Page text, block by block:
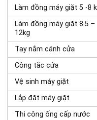
Làm đồng máy giặt 5 -8
Làm đồng máy giặt 8.5 –
12kg
Tay nắm cánh cửa
Công tắc cửa
Vệ sinh máy giặt
Lắp đặt máy giặt
Thi công ống cấp nước